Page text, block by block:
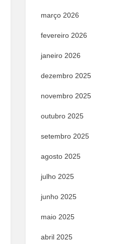
março 2026
fevereiro 2026
janeiro 2026
dezembro 2025
novembro 2025
outubro 2025
setembro 2025
agosto 2025
julho 2025
junho 2025
maio 2025
abril 2025